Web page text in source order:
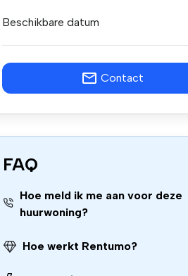
Beschikbare datum
Contact
FAQ
Hoe meld ik me aan voor deze
huurwoning?
Hoe werkt Rentumo?